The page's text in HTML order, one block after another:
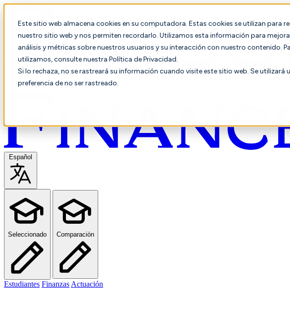
Este sitio web almacena cookies en su computadora. Estas cookies se utilizan
nuestro sitio web y nos permiten recordarlo. Utilizamos esta información para
análisis y métricas sobre nuestros usuarios y su interacción con nuestro contenido.
utilizamos, consulte nuestra Política de Privacidad.
Si lo rechaza, no se rastreará su información cuando visite este sitio web. Se
preferencia de no ser rastreado.
Español
Seleccionado Comparación
Estudiantes Finanzas Actuación